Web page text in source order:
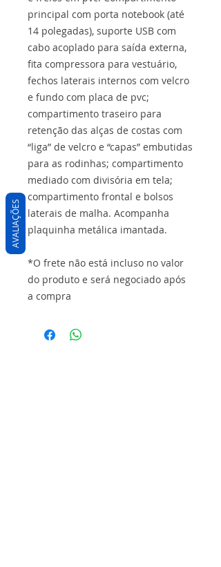
principal com porta notebook (até
14 polegadas), suporte USB com
cabo acoplado para saída externa,
fita compressora para vestuário,
fechos laterais internos com velcro
e fundo com placa de pvc;
compartimento traseiro para
retenção das alças de costas com
“liga” de velcro e “capas” embutidas
para as rodinhas; compartimento
mediado com divisória em tela;
compartimento frontal e bolsos
laterais de malha. Acompanha
plaquinha metálica imantada.
*O frete não está incluso no valor
do produto e será negociado após
a compra
AVALIAÇÕES